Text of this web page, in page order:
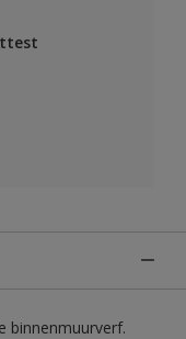
binnenmuurverf.